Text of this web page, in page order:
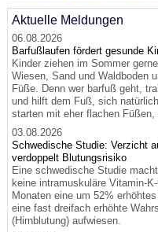
Aktuelle Meldungen
06.08.2026
Barfußlaufen fördert gesunde
Kinder ziehen im Sommer
Wiesen, Sand und Waldboden
Füße. Denn wer barfuß geht,
und hilft dem Fuß, sich
starten mit eher flachen Füßen,
03.08.2026
Schwedische Studie: Verzicht
verdoppelt Blutungsrisiko
Eine schwedische Studie
keine intramuskuläre Vitamin-
Monaten eine um 52%
eine fast dreifach erhöhte
(Hirnblutung) aufwiesen.